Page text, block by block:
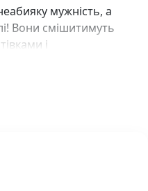
мужність, а
Вони смішитимуть
і
напруженні, бо
шукають